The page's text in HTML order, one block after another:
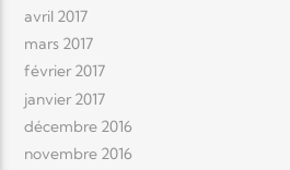
avril 2017
mars 2017
février 2017
janvier 2017
décembre 2016
novembre 2016